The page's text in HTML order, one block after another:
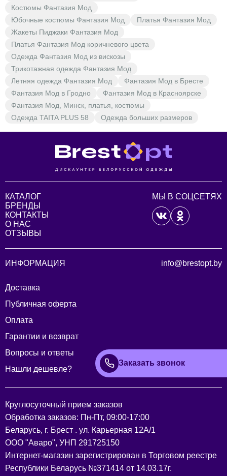
Костюмы Фантазия Мод
Юбочные костюмы Фантазия Мод
Платья Фантазия Мод
Жакеты Пиджаки Фантазия Мод
Платья Фантазия Мод коричневого цвета
Одежда Фантазия Мод из вискозы
Трикотажная одежда Фантазия Мод
Летняя одежда Фантазия Мод
Фантазия Мод в Бресте
Фантазия Мод в Гродно
Фантазия Мод в Красноярске
Фантазия Мод, Минск, платья, костюмы
Одежда TAITA PLUS 58
Одежда больших размеров
КАТАЛОГ
БРЕНДЫ
КОНТАКТЫ
О НАС
ОТЗЫВЫ
МЫ В СОЦСЕТЯХ
ИНФОРМАЦИЯ
Доставка
Публичная оферта
Оплата
Гарантии и возврат
Вопросы и ответы
Нашли дешевле?
info@brestopt.by
Заказать звонок
Круглосуточный прием заказов
Обработка заказов: Пн-Пт, 09:00-17:00
Беларусь, г. Брест . ул. Карьерная 12А/1
ООО "Аваро", УНП 291725150
Интернет-магазин зарегистрирован в Торговом реестре
Республики Беларусь №371414 от 14.03.17г.